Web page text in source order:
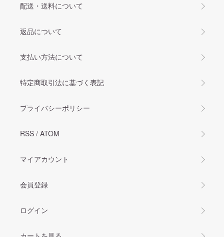
配送・送料について
返品について
支払い方法について
特定商取引法に基づく表記
プライバシーポリシー
RSS / ATOM
マイアカウント
会員登録
ログイン